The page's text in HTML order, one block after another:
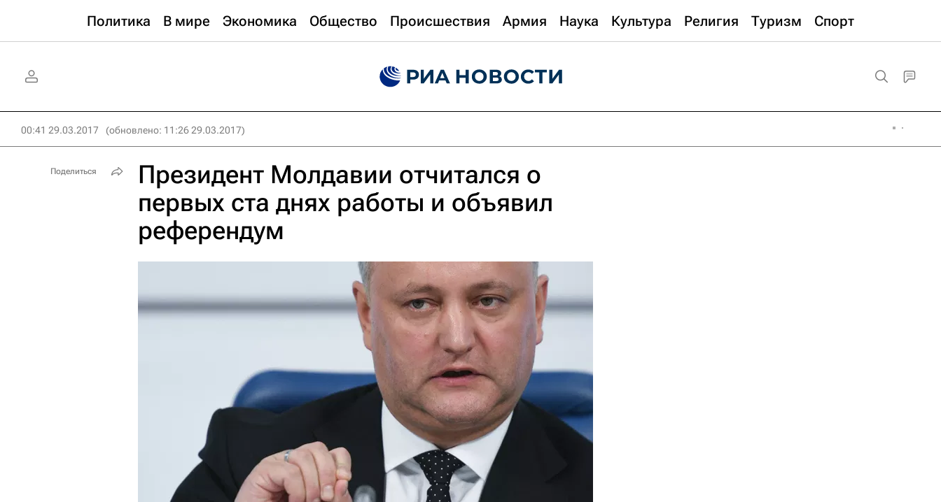
Политика В мире Экономика Общество Происшествия Армия Наука Культура Религия Туризм Спорт
00:41 29.03.2017 (обновлено: 11:26 29.03.2017)
Президент Молдавии отчитался о
первых ста днях работы и объявил
референдум
Поделиться